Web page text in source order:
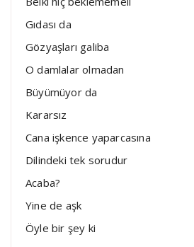
Gıdası da
Gözyaşları galiba
O damlalar olmadan
Büyümüyor da
Kararsız
Cana işkence yaparcasına
Dilindeki tek sorudur
Acaba?
Yine de aşk
Öyle bir şey ki